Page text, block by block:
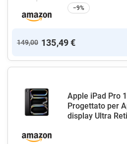
−9%
149,00 135,49 €
Apple iPad Pro
Progettato per
display Ultra